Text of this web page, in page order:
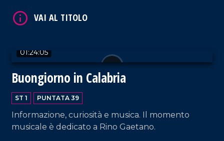
01:24:05
Buongiorno in Calabria
ST 1 PUNTATA 39
Informazione, curiosità e musica. Il momento
musicale è dedicato a Rino Gaetano.
VAI AL TITOLO